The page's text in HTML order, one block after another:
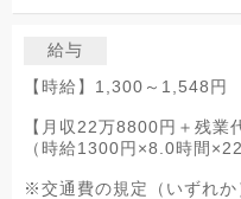
給与
【時給】1,300～1,548円
【月収22万8800円＋残業
（時給1300円×8.0時間
※交通費の規定（いずれか